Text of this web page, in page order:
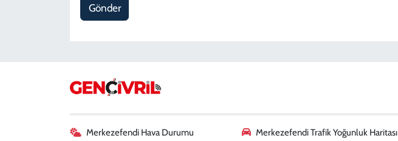
Gönder
Merkezefendi Hava Durumu Merkezefendi Trafik Yoğunluk Haritası